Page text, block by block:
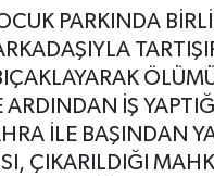
PARKINDA
ARDINDAN İŞ
İLE BAŞINDAN
ÇIKARILDIĞI